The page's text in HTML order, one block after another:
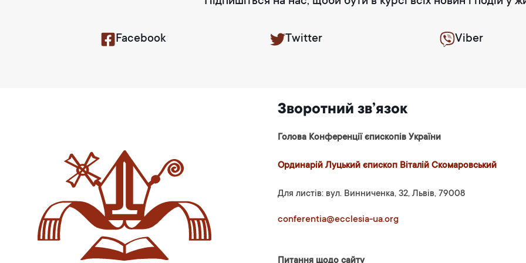
Facebook Twitter Viber
Зворотний зв’язок
Голова Конференції єпископів України
Ординарій Луцький єпископ Віталій Скомаровський
Для листів: вул. Винниченка, 32, Львів, 79008
conferentia@ecclesia-ua.org
Питання щодо сайту